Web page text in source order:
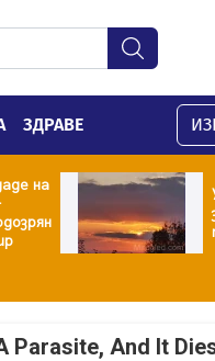
ЗДРАВЕ
на
Parasite, And It